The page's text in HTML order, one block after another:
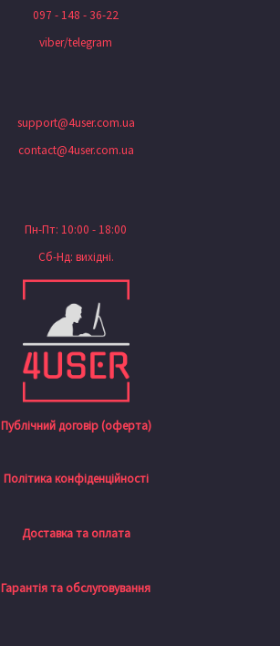
097 - 148 - 36-22
viber/telegram
support@4user.com.ua
contact@4user.com.ua
Пн-Пт: 10:00 - 18:00
Сб-Нд: вихідні.
Публічний договір (оферта)
Політика конфіденційності
Доставка та оплата
Гарантія та обслуговування